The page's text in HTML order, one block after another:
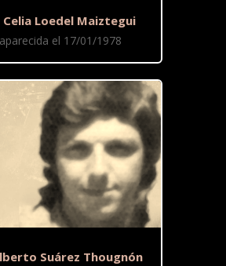
Celia Loedel Maiztegui
el 17/01/1978
Suárez Thougnón